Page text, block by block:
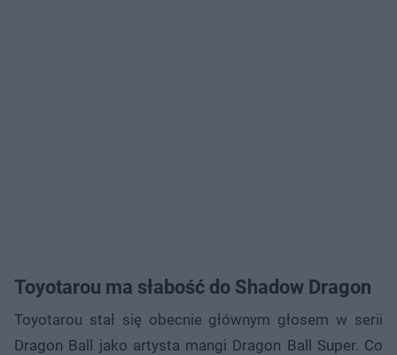
Toyotarou ma słabość do Shadow Dragon
Toyotarou stał się obecnie głównym głosem w serii
Dragon Ball jako artysta mangi Dragon Ball Super. Co